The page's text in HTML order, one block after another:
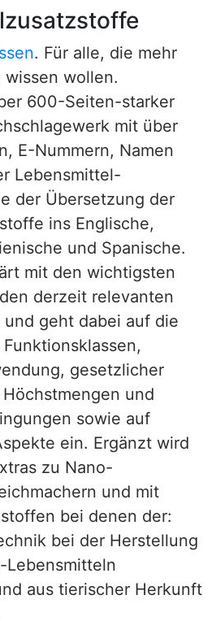
. Für alle, die mehr
wollen.
600-Seiten-starker
mit über
E-Nummern, Namen
Lebensmittel-
der Übersetzung der
ins Englische,
und Spanische.
mit den wichtigsten
derzeit relevanten
geht dabei auf die
gesetzlicher
und
sowie auf
ein. Ergänzt wird
zu Nano-
und mit
bei denen der:
bei der Herstellung
Lebensmitteln
aus tierischer Herkunft